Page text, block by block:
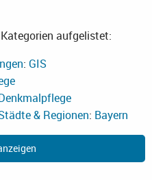
aufgelistet:
: GIS
& Regionen: Bayern